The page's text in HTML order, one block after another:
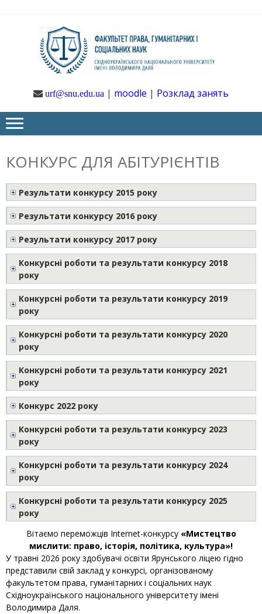
navigation
І
urf@snu.edu.ua | moodle | Розклад занять
КОНКУРС ДЛЯ АБІТУРІЄНТІВ
Результати конкурсу 2015 року
Результати конкурсу 2016 року
Результати конкурсу 2017 року
Конкурсні роботи та результати конкурсу 2018
року
Конкурсні роботи та результати конкурсу 2019
року
Конкурсні роботи та результати конкурсу 2020
року
Конкурсні роботи та результати конкурсу 2021
року
Конкурс 2022 року
Конкурсні роботи та результати конкурсу 2023
року
Конкурсні роботи та результати конкурсу 2024
року
Конкурсні роботи та результати конкурсу 2025
року
Вітаємо переможців Internet-конкурсу «Мистецтво
мислити: право, історія, політика, культура»!
У травні 2026 року здобувачі освіти Ярунського ліцею гідно
представили свій заклад у конкурсі, організованому
факультетом права, гуманітарних і соціальних наук
Східноукраїнського національного університету імені
Володимира Даля.